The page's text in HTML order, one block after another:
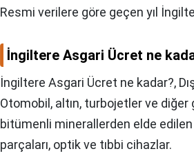
Resmi verilere göre geçen yıl
İngiltere Asgari Ücret ne
İngiltere Asgari Ücret ne kadar?,
Otomobil, altın, turbojetler ve
bitümenli minerallerden elde edilen
parçaları, optik ve tıbbi cihazlar.